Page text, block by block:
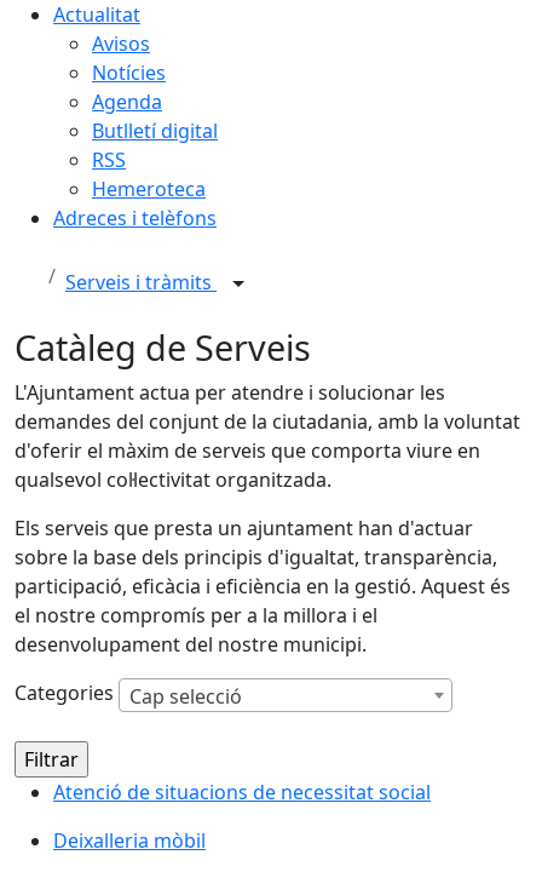
Actualitat
Avisos
Notícies
Agenda
Butlletí digital
RSS
Hemeroteca
Adreces i telèfons
Serveis i tràmits
Catàleg de Serveis
L'Ajuntament actua per atendre i solucionar les
demandes del conjunt de la ciutadania, amb la voluntat
d'oferir el màxim de serveis que comporta viure en
qualsevol col·lectivitat organitzada.
Els serveis que presta un ajuntament han d'actuar
sobre la base dels principis d'igualtat, transparència,
participació, eficàcia i eficiència en la gestió. Aquest és
el nostre compromís per a la millora i el
desenvolupament del nostre municipi.
Categories
Cap selecció
Atenció de situacions de necessitat social
Deixalleria mòbil